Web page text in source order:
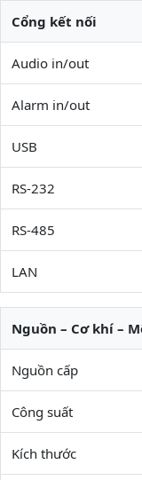
Cổng kết nối
Audio in/out
Alarm in/out
USB
RS-232
RS-485
LAN
Nguồn – Cơ khí –
Nguồn cấp
Công suất
Kích thước